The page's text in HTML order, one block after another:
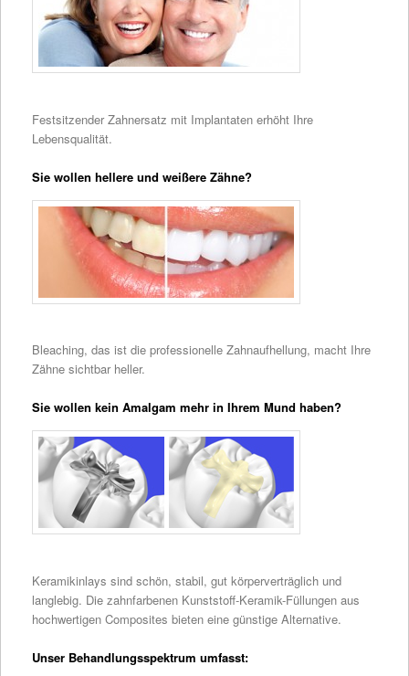
Festsitzender Zahnersatz mit Implantaten erhöht Ihre
Lebensqualität.
Sie wollen hellere und weißere Zähne?
Bleaching, das ist die professionelle Zahnaufhellung, macht Ihre
Zähne sichtbar heller.
Sie wollen kein Amalgam mehr in Ihrem Mund haben?
Keramikinlays sind schön, stabil, gut körperverträglich und
langlebig. Die zahnfarbenen Kunststoff-Keramik-Füllungen aus
hochwertigen Composites bieten eine günstige Alternative.
Unser Behandlungsspektrum umfasst: